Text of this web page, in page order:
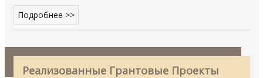
Подробнее >>
Реализованные Грантовые Проекты